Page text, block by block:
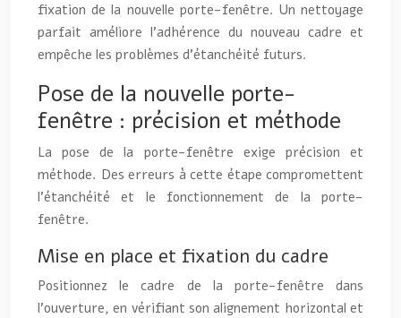
fixation de la nouvelle porte-fenêtre. Un nettoyage
parfait améliore l’adhérence du nouveau cadre et
empêche les problèmes d’étanchéité futurs.
Pose de la nouvelle porte-
fenêtre : précision et méthode
La pose de la porte-fenêtre exige précision et
méthode. Des erreurs à cette étape compromettent
l’étanchéité et le fonctionnement de la porte-
fenêtre.
Mise en place et fixation du cadre
Positionnez le cadre de la porte-fenêtre dans
l’ouverture, en vérifiant son alignement horizontal et